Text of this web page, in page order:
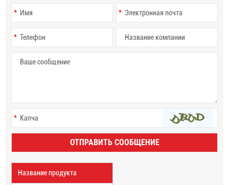
Название продукта